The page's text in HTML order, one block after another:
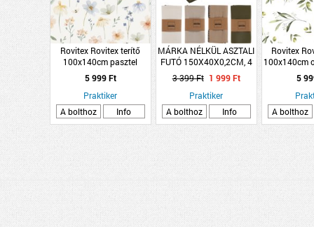
Rovitex Rovitex terítő
100x140cm pasztel
virágmintás poliészter
5 999 Ft
Praktiker
A bolthoz
Info
MÁRKA NÉLKÜL ASZTALI
FUTÓ 150X40X0,2CM, 4
SZÍN
3 399 Ft 1 999 Ft
Praktiker
A bolthoz
Info
Rovitex
100x140cm
5
A bolthoz